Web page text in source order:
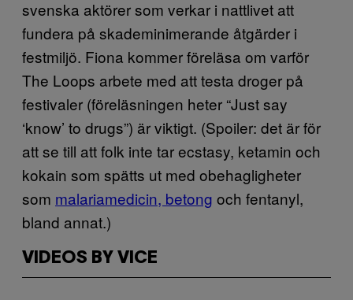
svenska aktörer som verkar i nattlivet att
fundera på skademinimerande åtgärder i
festmiljö. Fiona kommer föreläsa om varför
The Loops arbete med att testa droger på
festivaler (föreläsningen heter “Just say
‘know’ to drugs”) är viktigt. (Spoiler: det är för
att se till att folk inte tar ecstasy, ketamin och
kokain som spätts ut med obehagligheter
som malariamedicin, betong och fentanyl,
bland annat.)
VIDEOS BY VICE